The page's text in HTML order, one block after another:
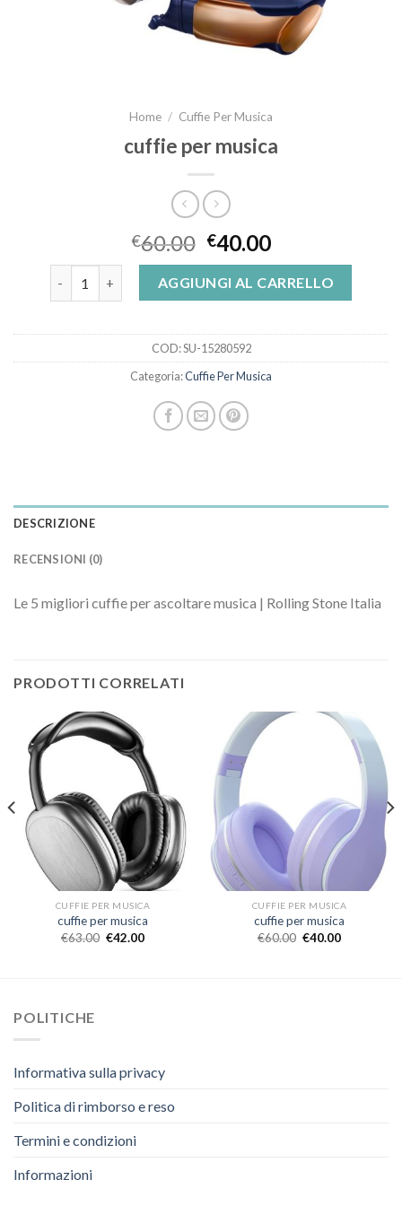
Home / Cuffie Per Musica
cuffie per musica
€60.00 €40.00
cuffie per musica quantitàAGGIUNGI AL CARRELLO
COD:SU-15280592
Categoria:Cuffie Per Musica
DESCRIZIONE
RECENSIONI (0)
Le 5 migliori cuffie per ascoltare musica | Rolling Stone Italia
PRODOTTI CORRELATI
CUFFIE PER MUSICA
cuffie per musica
€63.00 €42.00
CUFFIE PER MUSICA
cuffie per musica
€60.00 €40.00
POLITICHE
Informativa sulla privacy
Politica di rimborso e reso
Termini e condizioni
Informazioni